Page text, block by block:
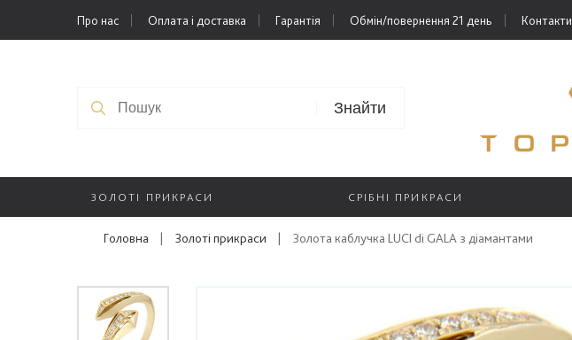
Про нас Оплата і доставка Гарантія Обмін/повернення 21 день Контакти
Знайти
ЗОЛОТІ ПРИКРАСИ СРІБНІ ПРИКРАСИ
Головна | Золоті прикраси | Золота каблучка LUCI di GALA з діамантами